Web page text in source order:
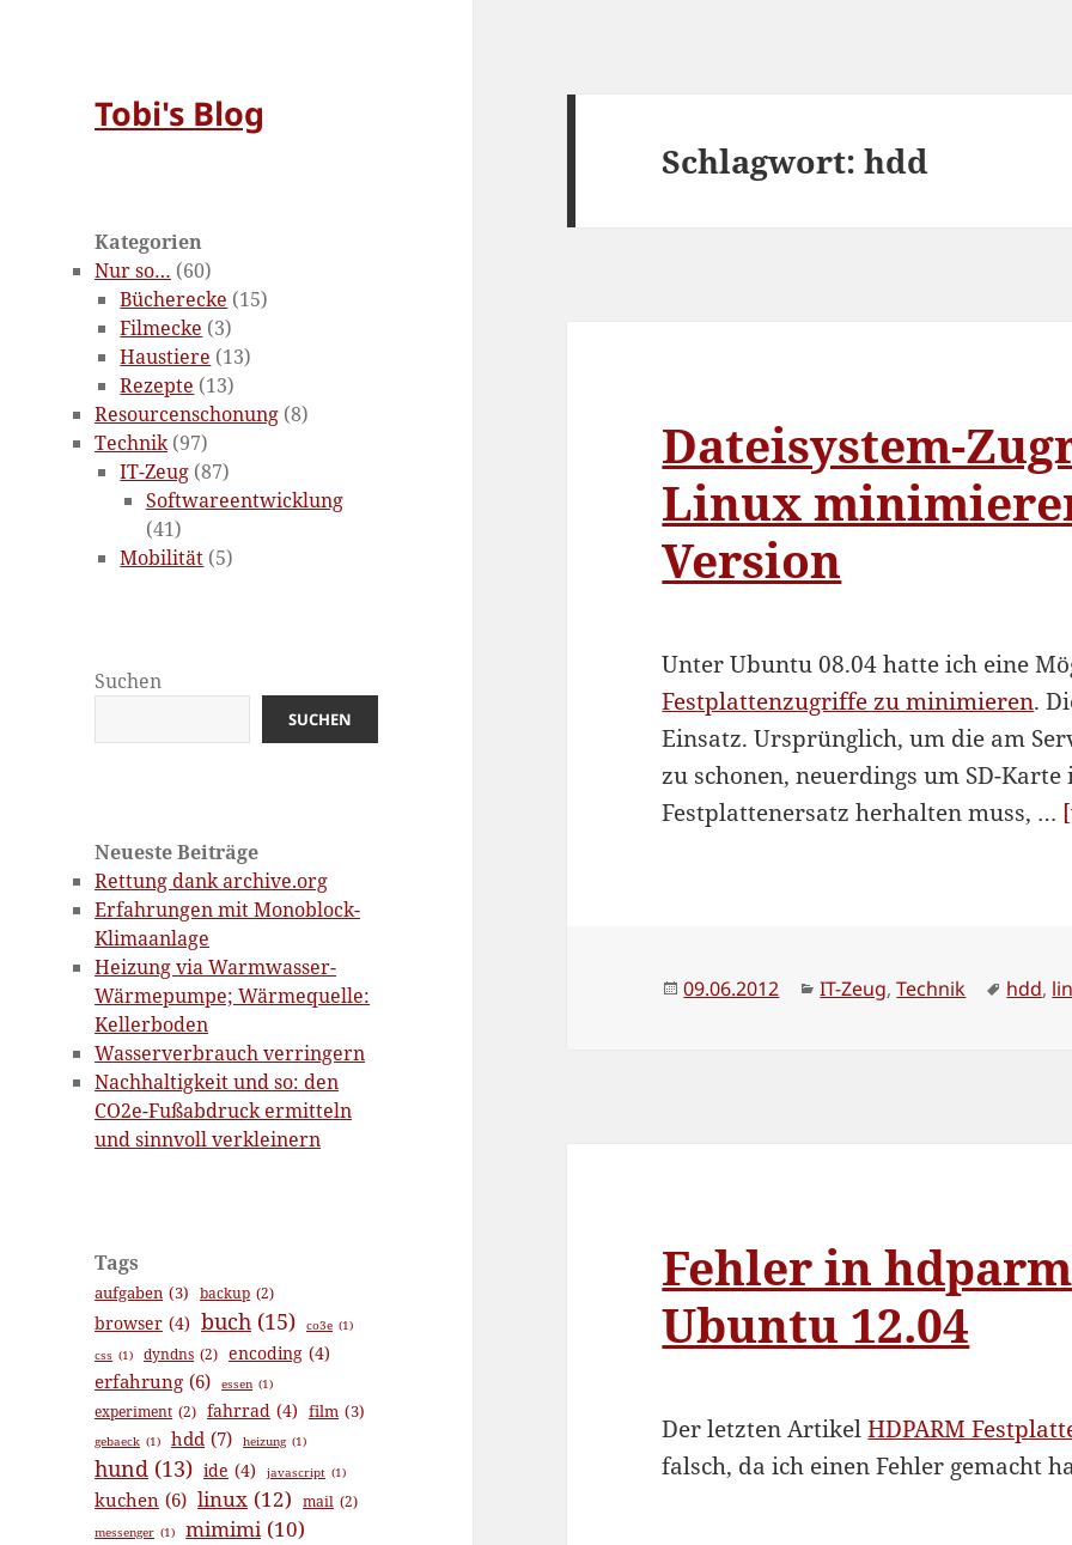
Tobi's Blog
Kategorien
Nur so… (60)
Bücherecke (15)
Filmecke (3)
Haustiere (13)
Rezepte (13)
Resourcenschonung (8)
Technik(97)
IT-Zeug (87)
Softwareentwicklung
(41)
Mobilität (5)
Suchen
SUCHEN
Neueste Beiträge
Rettung dank archive.org
Erfahrungen mit Monoblock-
Klimaanlage
Heizung via Warmwasser-
Wärmepumpe; Wärmequelle:
Kellerboden
Wasserverbrauch verringern
Nachhaltigkeit und so: den
CO2e-Fußabdruck ermitteln
und sinnvoll verkleinern
Tags
aufgaben (3) backup (2)
browser (4) buch (15) co3e (1)
css (1) dyndns (2) encoding (4)
erfahrung (6) essen (1)
experiment (2) fahrrad (4) film (3)
gebaeck (1) hdd (7) heizung (1)
hund (13) ide (4) javascript (1)
kuchen (6) linux (12) mail (2)
messenger (1) mimimi (10)
Schlagwort:hdd
Dateisystem-
Linux
Version
Unter Ubuntu 08.04 hatte ich eine
Festplattenzugriffe zu minimieren.
Einsatz. Ursprünglich, um die am
zu schonen, neuerdings um SD-
Festplattenersatz herhalten muss, …
Veröffentlicht
09.06.2012 Kategorien
IT-Zeug,Technik hdd,
Fehler in
Ubuntu 12.04
Der letzten ArtikelHDPARM
falsch, da ich einen Fehler gemacht